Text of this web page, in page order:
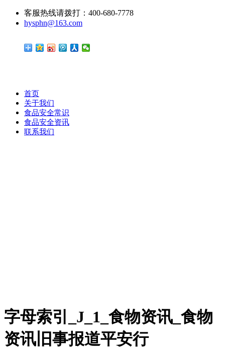
客服热线请拨打：400-680-7778
hysphn@163.com
首页
关于我们
食品安全常识
食品安全资讯
联系我们
字母索引_J_1_食物资讯_食物
资讯旧事报道平安行